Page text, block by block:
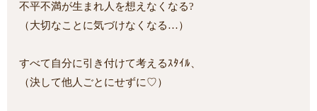
不平不満が生まれ人を想えなくなる?
（大切なことに気づけなくなる…）
すべて自分に引き付けて考えるｽﾀｲﾙ、
（決して他人ごとにせずに♡）